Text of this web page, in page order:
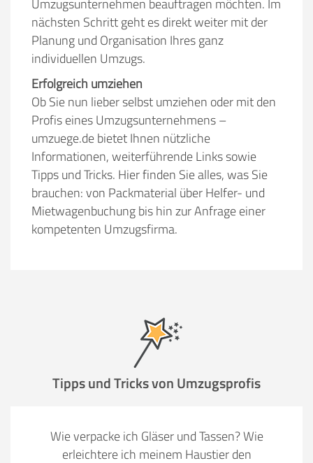
Stunden Stunden
KOSTENSCHÄTZUNG:
ICH MÖCHTE ANGEBOTE ANFORDERN
SO ERRECHNET SICH DIE KOSTENSCHÄTZUNG
Umzugsunternehmen beauftragen möchten. Im
nächsten Schritt geht es direkt weiter mit der
Planung und Organisation Ihres ganz
individuellen Umzugs.
Erfolgreich umziehen
Ob Sie nun lieber selbst umziehen oder mit den
Profis eines Umzugsunternehmens –
umzuege.de bietet Ihnen nützliche
Informationen, weiterführende Links sowie
Tipps und Tricks. Hier finden Sie alles, was Sie
brauchen: von Packmaterial über Helfer- und
Mietwagenbuchung bis hin zur Anfrage einer
kompetenten Umzugsfirma.
Tipps und Tricks von Umzugsprofis
Wie verpacke ich Gläser und Tassen? Wie
erleichtere ich meinem Haustier den